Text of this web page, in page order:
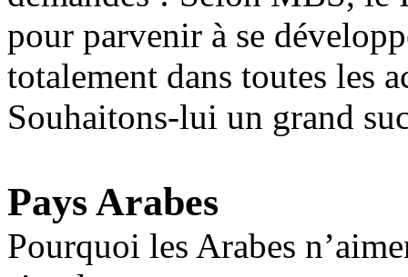
pour parvenir à se
totalement dans toutes les
Souhaitons-lui un grand
Pays Arabes
Pourquoi les Arabes